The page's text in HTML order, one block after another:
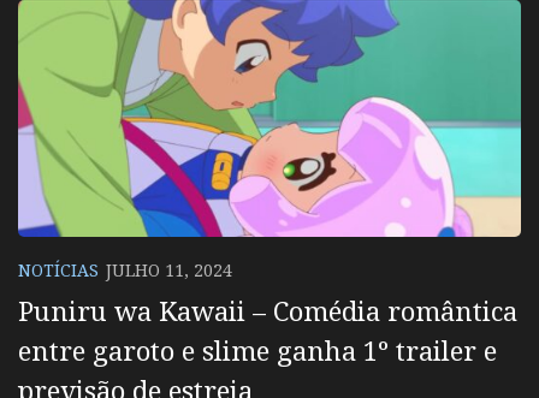
NOTÍCIAS JULHO 11, 2024
Puniru wa Kawaii – Comédia romântica
entre garoto e slime ganha 1º trailer e
previsão de estreia